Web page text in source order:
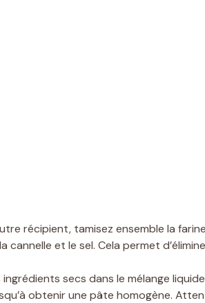
récipient, tamisez ensemble la
cannelle et le sel. Cela permet
ingrédients secs dans le mélange
obtenir une pâte homogène.